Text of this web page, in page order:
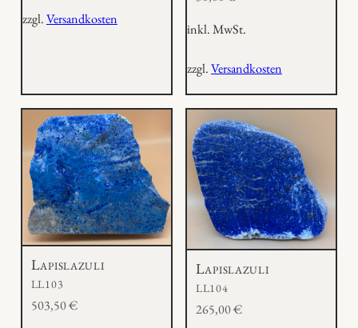
zzgl.Versandkosten
inkl. MwSt.
zzgl.Versandkosten
Lapislazuli
LL103
503,50€
Lapislazuli
LL104
265,00€